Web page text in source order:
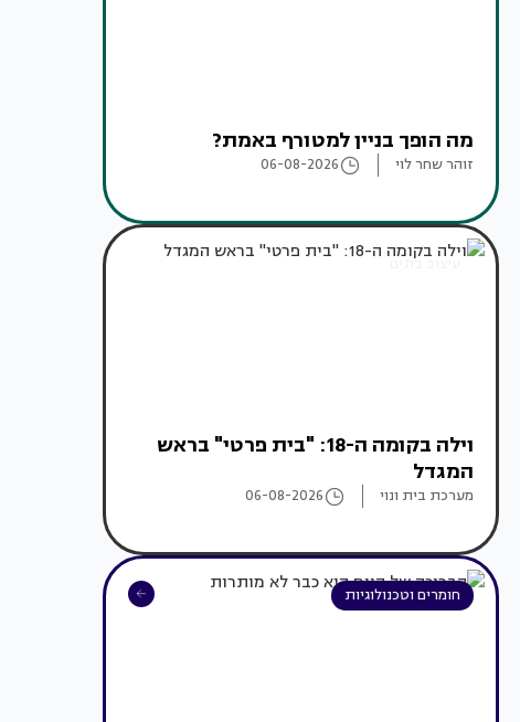
מה הופך בניין למטורף באמת?
זוהר שחר לוי 06-08-2026
עיצוב בתים
וילה בקומה ה-18: "בית פרטי" בראש
המגדל
מערכת בית ונוי 06-08-2026
חומרים וטכנולוגיות